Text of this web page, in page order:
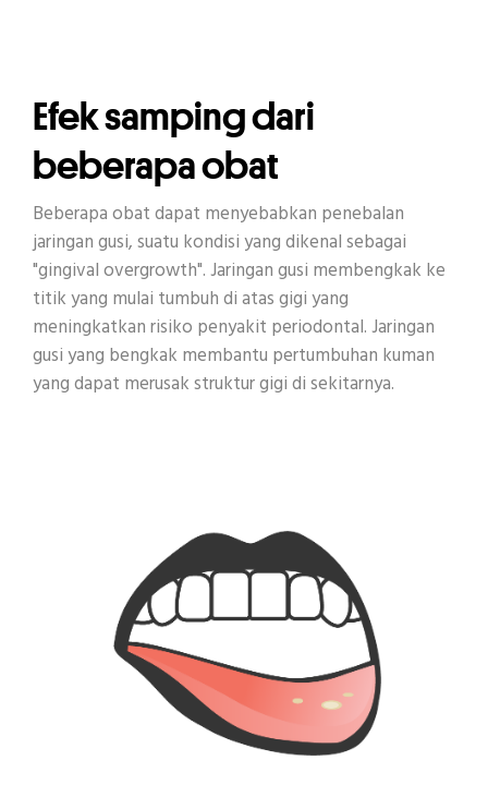
Efek samping dari
beberapa obat
Beberapa obat dapat menyebabkan penebalan
jaringan gusi, suatu kondisi yang dikenal sebagai
"gingival overgrowth". Jaringan gusi membengkak ke
titik yang mulai tumbuh di atas gigi yang
meningkatkan risiko penyakit periodontal. Jaringan
gusi yang bengkak membantu pertumbuhan kuman
yang dapat merusak struktur gigi di sekitarnya.